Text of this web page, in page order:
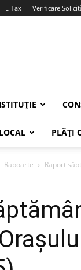
E-Tax Verificare
PLĂȚI
Rapoarte Raport